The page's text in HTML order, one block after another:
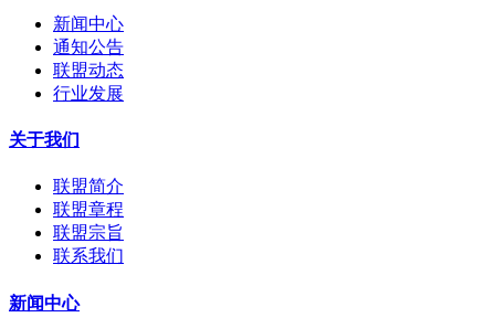
新闻中心
通知公告
联盟动态
行业发展
关于我们
联盟简介
联盟章程
联盟宗旨
联系我们
新闻中心